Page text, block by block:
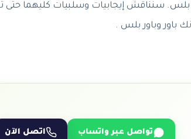
بلس. سنناقش إيجابيات وسلبيات كليهما حتى
باور وباور بلس .
تواصل عبر واتساب اتصل الآن